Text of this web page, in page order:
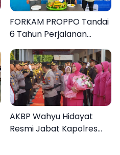
FORKAM PROPPO Tandai
6 Tahun Perjalanan
dengan Peluncuran Mars,
Hymne, dan Buku
Organisasi
AKBP Wahyu Hidayat
Resmi Jabat Kapolres